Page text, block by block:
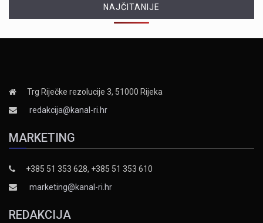
NAJČITANIJE
Trg Riječke rezolucije 3, 51000 Rijeka
redakcija@kanal-ri.hr
MARKETING
+385 51 353 628, +385 51 353 610
marketing@kanal-ri.hr
REDAKCIJA